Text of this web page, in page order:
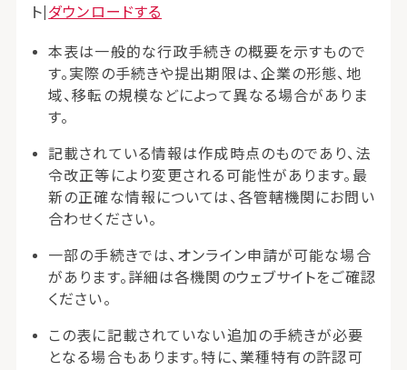
ト| ダウンロードする
本表は一般的な行政手続きの概要を示すもので
す。実際の手続きや提出期限は、企業の形態、地
域、移転の規模などによって異なる場合がありま
す。
記載されている情報は作成時点のものであり、法
令改正等により変更される可能性があります。最
新の正確な情報については、各管轄機関にお問い
合わせください。
一部の手続きでは、オンライン申請が可能な場合
があります。詳細は各機関のウェブサイトをご確認
ください。
この表に記載されていない追加の手続きが必要
となる場合もあります。特に、業種特有の許認可